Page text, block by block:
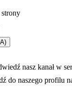
- otwiera się w nowej karcie
nasz kanał w
w nowej karcie
do naszego profilu